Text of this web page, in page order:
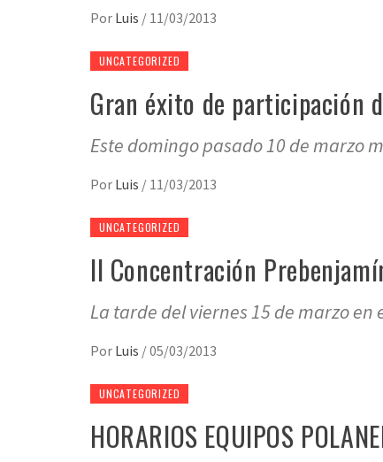
Por Luis / 11/03/2013
UNCATEGORIZED
Gran éxito de participación
Este domingo pasado 10 de marzo
Por Luis / 11/03/2013
UNCATEGORIZED
II Concentración
La tarde del viernes 15 de marzo
Por Luis /05/03/2013
UNCATEGORIZED
HORARIOS EQUIPOS